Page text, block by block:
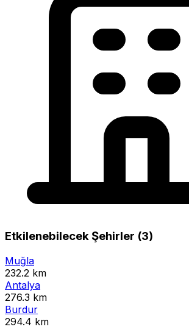
Etkilenebilecek Şehirler (3)
Muğla
232.2 km
Antalya
276.3 km
Burdur
294.4 km